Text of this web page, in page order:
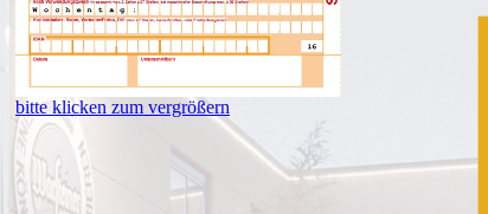
bitte klicken zum vergrößern